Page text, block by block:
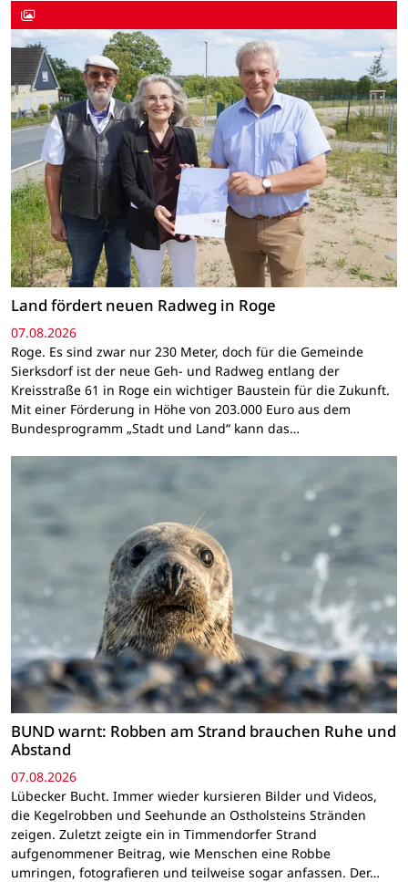
Land fördert neuen Radweg in Roge
07.08.2026
Roge. Es sind zwar nur 230 Meter, doch für die Gemeinde
Sierksdorf ist der neue Geh- und Radweg entlang der
Kreisstraße 61 in Roge ein wichtiger Baustein für die Zukunft.
Mit einer Förderung in Höhe von 203.000 Euro aus dem
Bundesprogramm „Stadt und Land“ kann das…
BUND warnt: Robben am Strand brauchen Ruhe und
Abstand
07.08.2026
Lübecker Bucht. Immer wieder kursieren Bilder und Videos,
die Kegelrobben und Seehunde an Ostholsteins Stränden
zeigen. Zuletzt zeigte ein in Timmendorfer Strand
aufgenommener Beitrag, wie Menschen eine Robbe
umringen, fotografieren und teilweise sogar anfassen. Der…